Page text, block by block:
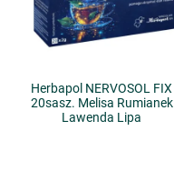
Herbapol NERVOSOL FIX
20sasz. Melisa Rumianek
Lawenda Lipa